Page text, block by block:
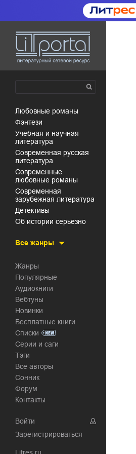
любовные романы
фэнтези
учебная и научная
литература
современная русская
литература
современные
любовные романы
современная
зарубежная литература
детективы
об истории серьезно
Все жанры
Жанры
Популярные
Аудиокниги
Вебтуны
Новинки
Бесплатные книги
Списки
Серии и саги
Тэги
Все авторы
Сонник
Форум
Контакты
Войти
Зарегистрироваться